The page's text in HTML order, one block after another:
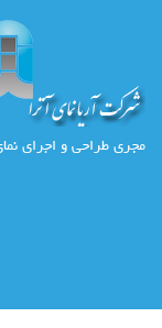
مجری طراحی و اجرای